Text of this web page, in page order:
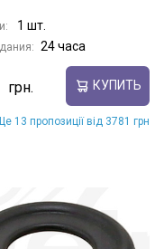
1 шт.
24 часа
КУПИТЬ
13 пропозиції від 3781 грн